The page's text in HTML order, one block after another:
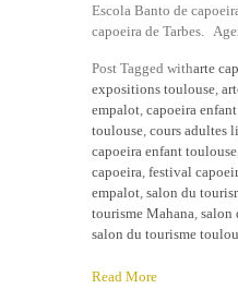
Escola Banto de
capoeira de Tarbes.
Post Tagged witharte
expositions toulouse,
empalot, capoeira
toulouse, cours adultes
capoeira enfant toulouse
capoeira, festival
empalot, salon du
tourisme Mahana, salon
salon du tourisme
Read More